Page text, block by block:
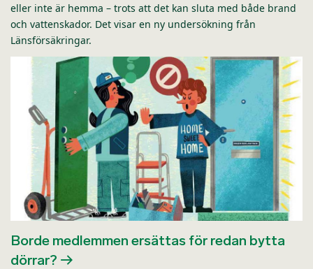
eller inte är hemma – trots att det kan sluta med både brand
och vattenskador. Det visar en ny undersökning från
Länsförsäkringar.
Borde medlemmen ersättas för redan bytta
dörrar?